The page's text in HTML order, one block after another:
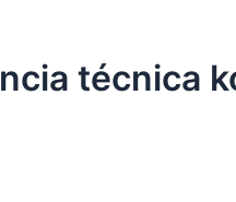
técnica